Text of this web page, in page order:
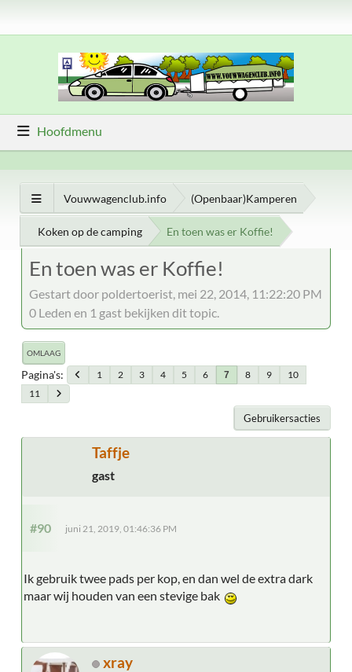
Hoofdmenu
Vouwwagenclub.info (Openbaar)Kamperen
Koken op de camping En toen was er Koffie!
En toen was er Koffie!
Gestart door poldertoerist, mei 22, 2014, 11:22:20 PM
0 Leden en 1 gast bekijken dit topic.
OMLAAG
Pagina's 1 2 3 4 5 6 7 8 9
10
11
Gebruikersacties
Taffje
gast
#90 juni 21, 2019, 01:46:36 PM
Ik gebruik twee pads per kop, en dan wel de extra dark
maar wij houden van een stevige bak
xray